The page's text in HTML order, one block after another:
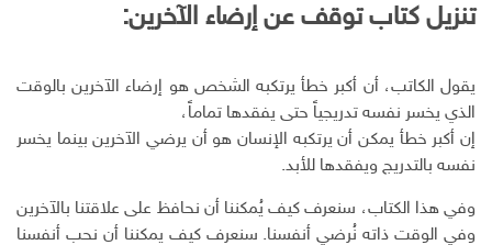
تنزيل كتاب توقف عن إرضاء الآخرين:
يقول الكاتب، أن أكبر خطأ يرتكبه الشخص هو إرضاء الآخرين بالوقت
الذي يخسر نفسه تدريجياً حتى يفقدها تماماً،
إن أكبر خطأ يمكن أن يرتكبه الإنسان هو أن يرضي الآخرين بينما يخسر
نفسه بالتدريج ويفقدها للأبد.
وفي هذا الكتاب، سنعرف كيف يُمكننا أن نحافظ على علاقتنا بالآخرين
وفي الوقت ذاته نُرضي أنفسنا. سنعرف كيف يمكننا أن نحب أنفسنا